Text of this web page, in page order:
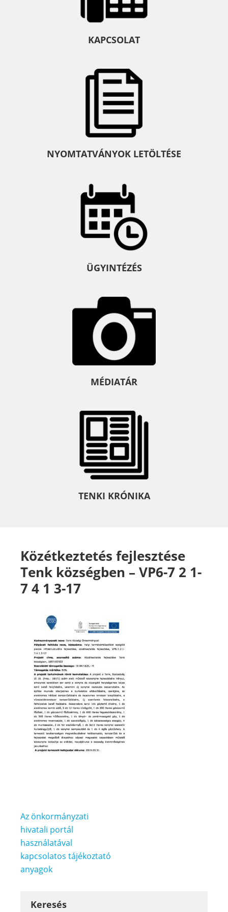
KAPCSOLAT
NYOMTATVÁNYOK LETÖLTÉSE
ÜGYINTÉZÉS
MÉDIATÁR
TENKI KRÓNIKA
Közétkeztetés fejlesztése
Tenk községben – VP6-7 2 1-
7 4 1 3-17
Bejegyzés
navigáció
Az önkormányzati
hivatali portál
használatával
kapcsolatos tájékoztató
anyagok
Keresés